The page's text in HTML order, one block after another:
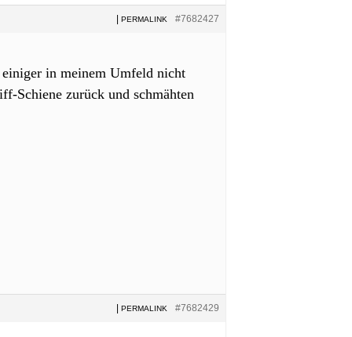
#7682427
PERMALINK
in meinem Umfeld nicht
Schiene zurück und schmähten
#7682429
| PERMALINK